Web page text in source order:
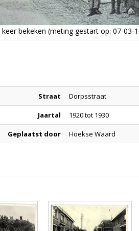
keer bekeken (meting gestart op: 07-03-
Straat Dorpsstraat
Jaartal 1920 tot 1930
Geplaatst door Hoekse Waard